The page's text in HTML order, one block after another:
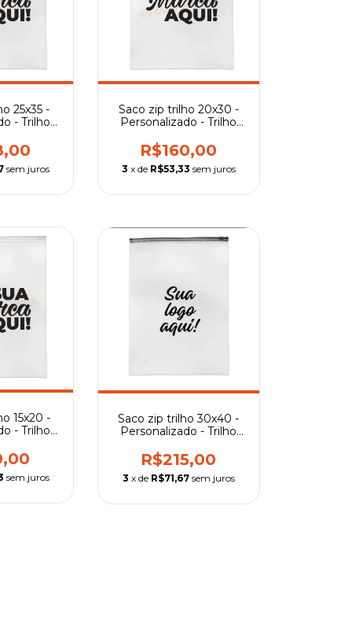
25x35 -
- Trilho
sem juros
Saco zip trilho 20x30 -
Personalizado - Trilho
R$160,00
3 x de R$53,33 sem juros
15x20 -
- Trilho
sem juros
Saco zip trilho 30x40 -
Personalizado - Trilho
R$215,00
3 x de R$71,67 sem juros